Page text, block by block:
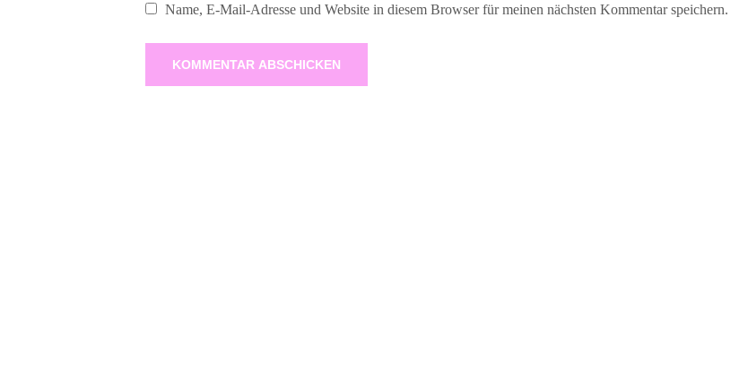
Name, E-Mail-Adresse und Website in diesem Browser für meinen nächsten Kommentar speichern.